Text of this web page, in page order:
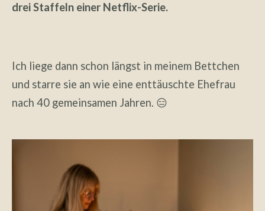
drei Staffeln einer Netflix-Serie.
Ich liege dann schon längst in meinem Bettchen
und starre sie an wie eine enttäuschte Ehefrau
nach 40 gemeinsamen Jahren. 😑